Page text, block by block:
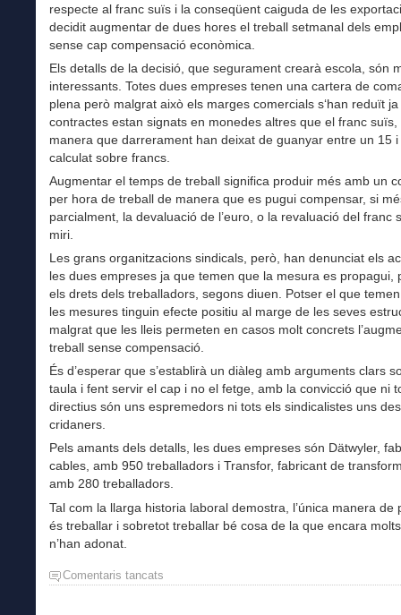
respecte al franc suïs i la conseqüent caiguda de les
decidit augmentar de dues hores el treball setmanal dels
sense cap compensació econòmica.
Els detalls de la decisió, que segurament crearà escola, són
interessants. Totes dues empreses tenen una cartera de
plena però malgrat això els marges comercials s‘han reduït
contractes estan signats en monedes altres que el franc suïs,
manera que darrerament han deixat de guanyar entre un 15 i
calculat sobre francs.
Augmentar el temps de treball significa produir més amb un
per hora de treball de manera que es pugui compensar, si
parcialment, la devaluació de l’euro, o la revaluació del franc
miri.
Les grans organitzacions sindicals, però, han denunciat els
les dues empreses ja que temen que la mesura es propagui,
els drets dels treballadors, segons diuen. Potser el que
les mesures tinguin efecte positiu al marge de les seves
malgrat que les lleis permeten en casos molt concrets
treball sense compensació.
És d’esperar que s’establirà un diàleg amb arguments clars
taula i fent servir el cap i no el fetge, amb la convicció que ni
directius són uns espremedors ni tots els sindicalistes uns
cridaners.
Pels amants dels detalls, les dues empreses són Dätwyler,
cables, amb 950 treballadors i Transfor, fabricant de
amb 280 treballadors.
Tal com la llarga historia laboral demostra, l’única manera de
és treballar i sobretot treballar bé cosa de la que encara
n’han adonat.
Comentaris tancats